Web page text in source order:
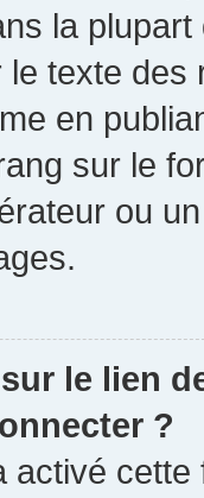
la
texte
en
sur le
ou
le lien
?
activé